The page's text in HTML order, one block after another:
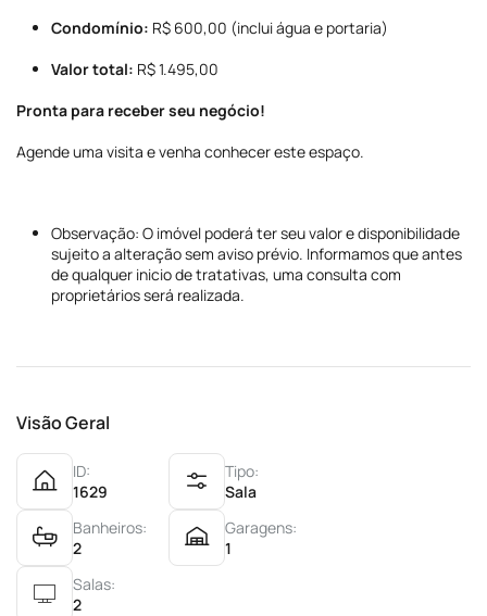
Condomínio: R$ 600,00 (inclui água e portaria)
Valor total: R$ 1.495,00
Pronta para receber seu negócio!
Agende uma visita e venha conhecer este espaço.
Observação: O imóvel poderá ter seu valor e disponibilidade
sujeito a alteração sem aviso prévio. Informamos que antes
de qualquer inicio de tratativas, uma consulta com
proprietários será realizada.
Visão Geral
ID:
1629
Tipo:
Sala
Banheiros:
2
Garagens:
1
Salas:
2